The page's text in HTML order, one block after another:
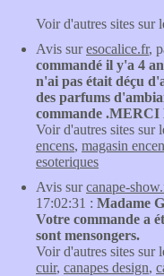
Voir d'autres sites sur
Avis suresocalice.fr,
commandé il y'a 4
n'ai pas était déçu
des parfums
commande .MERCI
Voir d'autres sites sur
encens, magasin
esoteriques
Avis surcanape-
17:02:31 : Madame
Votre commande a
sont mensongers.
Voir d'autres sites sur
cuir, canapes design,